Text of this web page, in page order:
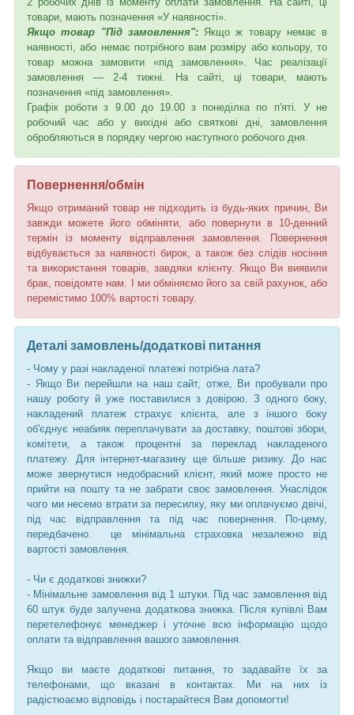
товари, мають позначення «У наявності».
Якщо товар "Під замовлення":Якщо ж товару немає в
наявності, або немає потрібного вам розміру або кольору, то
товар можна замовити «під замовлення». Час реалізації
замовлення — 2-4 тижні. На сайті, ці товари, мають
позначення «під замовлення».
Графік роботи з 9.00 до 19.00 з понеділка по п'яті. У не
робочий час або у вихідні або святкові дні, замовлення
обробляються в порядку чергою наступного робочого дня.
Повернення/обмін
Якщо отриманий товар не підходить із будь-яких причин, Ви
завжди можете його обміняти, або повернути в 10-денний
термін із моменту відправлення замовлення. Повернення
відбувається за наявності бирок, а також без слідів носіння
та використання товарів, завдяки клієнту. Якщо Ви виявили
брак, повідомте нам. І ми обміняємо його за свій рахунок, або
перемістимо 100% вартості товару.
Деталі замовлень/додаткові питання
- Чому у разі накладеної платежі потрібна лата?
- Якщо Ви перейшли на наш сайт, отже, Ви пробували про
нашу роботу й уже поставилися з довірою. З одного боку,
накладений платеж страхує клієнта, але з іншого боку
об'єднує неабияк переплачувати за доставку, поштові збори,
комітети, а також процентні за переклад накладеного
платежу. Для інтернет-магазину ще більше ризику. До нас
може звернутися недобрасний клієнт, який може просто не
прийти на пошту та не забрати своє замовлення. Унаслідок
чого ми несемо втрати за пересилку, яку ми оплачуємо двічі,
під час відправлення та під час повернення. По-цему,
передбачено. це мінімальна страховка незалежно від
вартості замовлення.
- Чи є додаткові знижки?
- Мінімальне замовлення від 1 штуки. Під час замовлення від
60 штук буде залучена додаткова знижка. Після купівлі Вам
перетелефонує менеджер і уточне всю інформацію щодо
оплати та відправлення вашого замовлення.
Якщо ви маєте додаткові питання, то задавайте їх за
телефонами, що вказані в контактах. Ми на них із
радістюаємо відповідь і постарайтеся Вам допомогти!